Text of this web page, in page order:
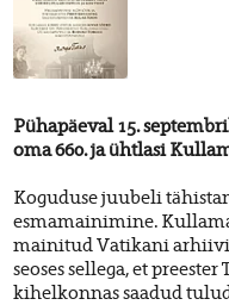
Pühapäeval 15.
oma 660. ja ühtlasi
Koguduse juubeli
esmamainimine.
mainitud Vatikani
seoses sellega, et
kihelkonnas saadud